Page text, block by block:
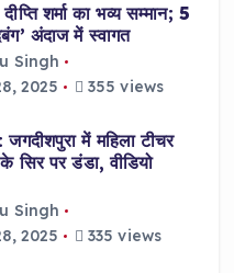
शर्मा का भव्य सम्मान; 5
अंदाज में स्वागत
Singh
2025
355 views
में महिला टीचर
सिर पर डंडा, वीडियो
Singh
2025
335 views